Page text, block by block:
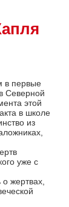
в первые
Северной
этой
в школе
из
уже с
жертвах,